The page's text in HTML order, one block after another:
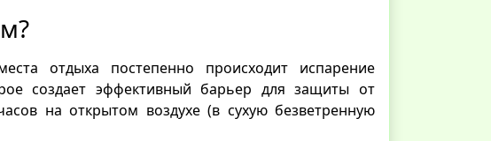
отдыха постепенно происходит испарение
создает эффективный барьер для защиты от
на открытом воздухе (в сухую безветренную